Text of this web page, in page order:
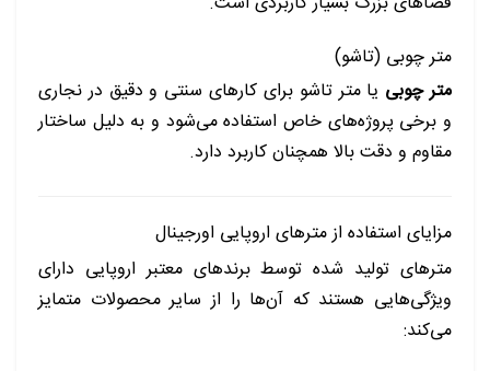
متر چوبی (تاشو)
متر چوبی یا متر تاشو برای کارهای سنتی و دقیق در نجاری
و برخی پروژه‌های خاص استفاده می‌شود و به دلیل ساختار
مقاوم و دقت بالا همچنان کاربرد دارد.
مزایای استفاده از مترهای اروپایی اورجینال
مترهای تولید شده توسط برندهای معتبر اروپایی دارای
ویژگی‌هایی هستند که آن‌ها را از سایر محصولات متمایز
می‌کند: